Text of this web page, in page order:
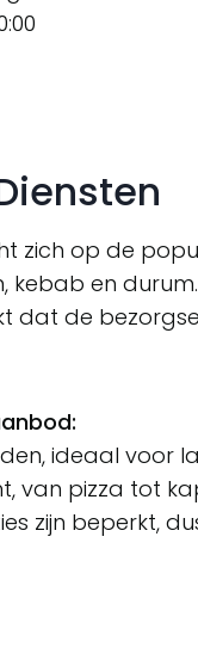
zich op de
kebab en
dat de
ideaal voor
van pizza tot
zijn beperkt,